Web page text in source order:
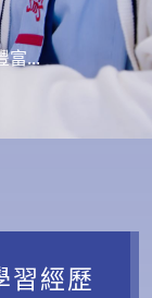
富...
習經歷